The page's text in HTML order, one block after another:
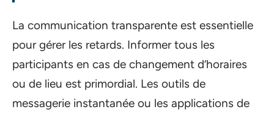
La communication transparente est essentielle
pour gérer les retards. Informer tous les
participants en cas de changement d’horaires
ou de lieu est primordial. Les outils de
messagerie instantanée ou les applications de